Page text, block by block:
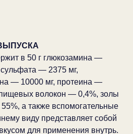
в 50 г глюкозамина —
— 2375 мг,
— 10000 мг, протеина —
волокон — 0,4%, золы
а также вспомогательные
виду представляет собой
для применения внутрь.